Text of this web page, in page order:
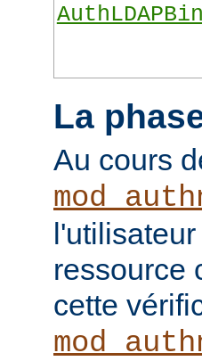
La
Au cours
ressource
cette